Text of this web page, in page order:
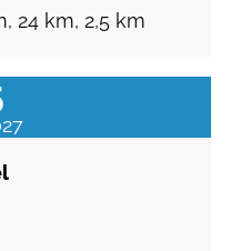
24 km, 2,5 km